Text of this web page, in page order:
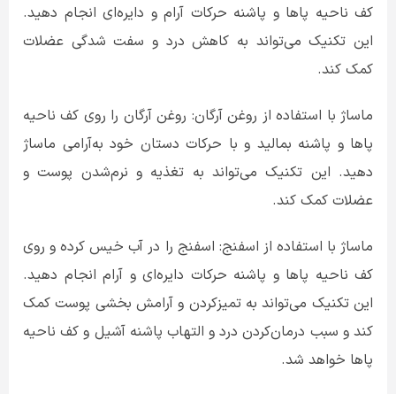
کف ناحیه پاها و پاشنه حرکات آرام و دایره‌ای انجام دهید.
این تکنیک می‌تواند به کاهش درد و سفت شدگی عضلات
کمک کند.
ماساژ با استفاده از روغن آرگان: روغن آرگان را روی کف ناحیه
پاها و پاشنه بمالید و با حرکات دستان خود به‌آرامی ماساژ
دهید. این تکنیک می‌تواند به تغذیه و نرم‌شدن پوست و
عضلات کمک کند.
ماساژ با استفاده از اسفنج: اسفنج را در آب خیس کرده و روی
کف ناحیه پاها و پاشنه حرکات دایره‌ای و آرام انجام دهید.
این تکنیک می‌تواند به تمیزکردن و آرامش بخشی پوست کمک
کند و سبب درمان‌کردن درد و التهاب پاشنه آشیل و کف ناحیه
پاها خواهد شد.